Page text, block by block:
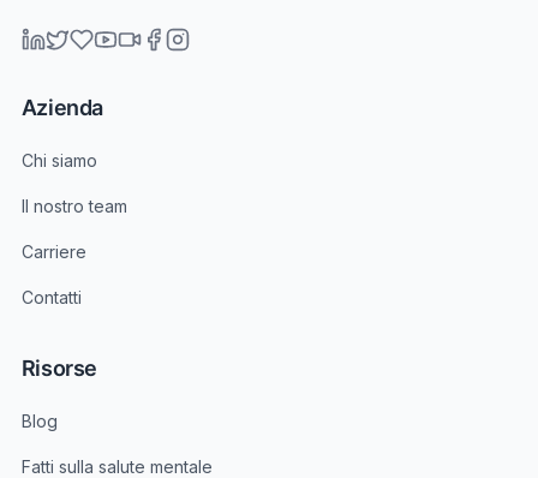
Azienda
Chi siamo
Il nostro team
Carriere
Contatti
Risorse
Blog
Fatti sulla salute mentale